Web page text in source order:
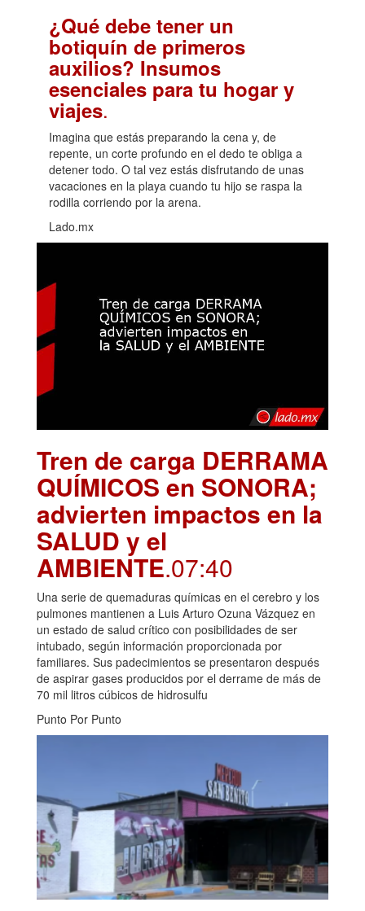
¿Qué debe tener un
botiquín de primeros
auxilios? Insumos
esenciales para tu hogar y
viajes.
Imagina que estás preparando la cena y, de
repente, un corte profundo en el dedo te obliga a
detener todo. O tal vez estás disfrutando de unas
vacaciones en la playa cuando tu hijo se raspa la
rodilla corriendo por la arena.
Lado.mx
Tren de carga DERRAMA
QUÍMICOS en SONORA;
advierten impactos en la
SALUD y el
AMBIENTE.07:40
Una serie de quemaduras químicas en el cerebro y los
pulmones mantienen a Luis Arturo Ozuna Vázquez en
un estado de salud crítico con posibilidades de ser
intubado, según información proporcionada por
familiares. Sus padecimientos se presentaron después
de aspirar gases producidos por el derrame de más de
70 mil litros cúbicos de hidrosulfu
Punto Por Punto